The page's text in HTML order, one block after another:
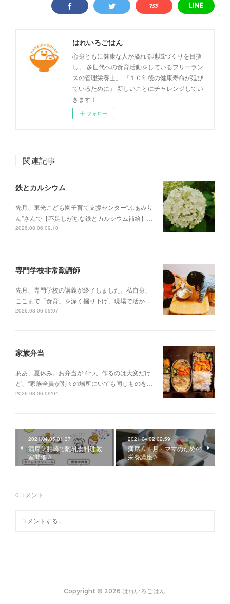
はれいろごはん
心身ともに健康な人が溢れる地域づくりを目指
し、 多世代への食育活動をしているフリーラン
スの管理栄養士。 『１０年後の健康寿命が延び
ているために』 新しいことにチャレンジしてい
きます！
フォロー
関連記事
鉄とカルシウム
先月、東光こども園子育て支援センター“ふぁみり
ん”さんで【不足しがちな鉄とカルシウム補給】…
2026.08.06 09:10
専門学校非常勤講師
先月、専門学校の講義が終了しました。私自身、
ここまで「食育」を深く掘り下げ、現場で活か…
2026.08.06 09:07
家族弁当
ああ、夏休み。お弁当が４つ。作るのは大変だけ
ど、“家族全員が別々の場所にいても同じものを…
2026.08.06 09:04
2021.04.05 01:37
満席 \\ 柏崎で離乳食料理教
室開催 //
2021.04.02 02:59
満席 \\ ４月・ママのための
栄養講座 //
0コメント
Copyright © 2026 はれいろごはん.